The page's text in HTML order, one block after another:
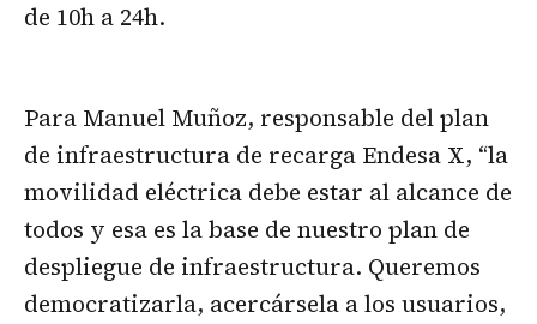
de 10h a 24h.
Para Manuel Muñoz, responsable del plan
de infraestructura de recarga Endesa X, “la
movilidad eléctrica debe estar al alcance de
todos y esa es la base de nuestro plan de
despliegue de infraestructura. Queremos
democratizarla, acercársela a los usuarios,